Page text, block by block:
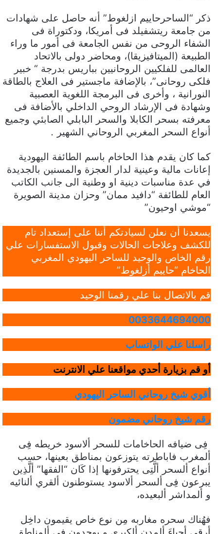
ذكر “الساحرحاييم ازلغوط” أنه حاصل على شهادات
من جامعة ريتشفيلد فى أمريكا، ودكتوراة فى
الشفاء الروحى من نفس الجامعة فى أمور ما وراء
الطبيعة (الميتافيزيقا)، ومحاضر دولى بالاتحاد
العالمى للفلكيين الروحانيين بباريس بدرجة “ خبير
فلكى روحانى”، بالإضافة ماجستير فى العلاج بالطاقة
النورانية ، وأخرى فى البرمجة اللغوية العصبية
وشهادة فى الإرشاد الروحي الداخلي بالأضافة فى
معرفته بسحر الكابلا والسحر البابلي الصابئي وجميع
أنواع السحر المغربي الروحاني الشهير .
كما كان يقدم هذا الحاخام باسم الطائفة اليهودية
إعانات مالية وعينية لدار العجزة والمسنين بالجديدة
في عدة مناسبات دينية او وطنية الى جانب الكاتب
العام للطائفة “دافيد ممان” وحزان مدينة الصويرة
“موشي اوحيون”
يسعدنا أن نعلن لسيادتكم أننا على إستعداد تام
للكشف وعلاجات الحالات وقبول الاستفسارات علي
رقم الخاص والوحيد للساحر اليهودي المغربي
الحاخام “حاييم أزلغوط”
قم بالاتصال بنا علي رقمنا الوحيد
0033644694000
راسلنا علي الواتساب
أو قم بزيارة أحدي مواقعنا علي الانترنت
أقوي شيخ روحاني الساحر اليهودي
رقم شيخ روحاني مضمون
فِى ضيافه الحاخامات للسحر ألاسود خريطه فِى
ألمغرب فاباطرته يتوزعون بمناطق بعينها، حسب
أنواع ألسحر ألَّتِى يحترفونها إذا كَان “الفقها” ألَّذِين
يبرعون فِى ألسحر ألاسود يستوطنون ألقري ألنائيه
و ألمداشر ألبعيده،
فهُناك سحره مغاربه مِن نوع خاص يقيمون داخِل